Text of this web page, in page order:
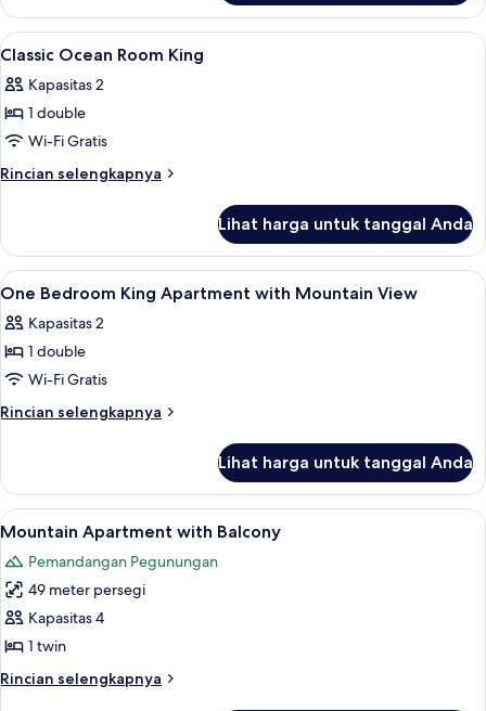
Classic
Twin
Room
Sea
View
Lihat
semua
foto
untuk
Classic
Ocean
2
Classic Ocean Room King
Kapasitas 2
1 double
Wi-Fi Gratis
Rincian selengkapnya
Rincian
Classic
Ocean
Room
Lihat harga untuk tanggal Anda
Lihat
semua
foto
untuk
One
Bedroom
with
Mountain
View
1
One Bedroom King Apartment with Mountain View
Kapasitas 2
1 double
Wi-Fi Gratis
Rincian selengkapnya
Rincian
One
Bedroom
King
with
Mountain
Lihat harga untuk tanggal Anda
Lihat
semua
foto
untuk
Mountain
Apartment
with
Balcony
Mountain Apartment with Balcony |
14
Mountain Apartment with Balcony
Pemandangan Pegunungan
49 meter persegi
Kapasitas 4
1 twin
Rincian selengkapnya
Rincian